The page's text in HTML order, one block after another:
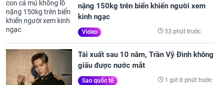
nặng 150kg trên biển khiến người xem
kinh ngạc
Video 53 phút trước
Tái xuất sau 10 năm, Trần Vỹ Đình không
giấu được nước mắt
Sao quốc tế 1 giờ 8 phút trước